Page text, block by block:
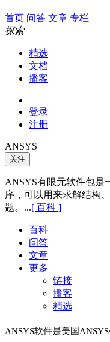
首页 问答 文章 专栏
探索
精选
文档
播客
登录
注册
ANSYS
关注
ANSYS有限元软件包是
序，可以用来求解结构
题。...[ 百科 ]
百科
问答
文章
更多
链接
播客
精选
ANSYS软件是美国